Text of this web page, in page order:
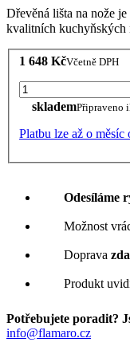
Dřevěná lišta na nože
kvalitních kuchyňských
1 648 KčVčetně DPH
sklademPřipraveno
Platbu lze až o
Odesíláme
Možnost
Doprava
Produkt
Potřebujete poradit?
info@flamaro.cz